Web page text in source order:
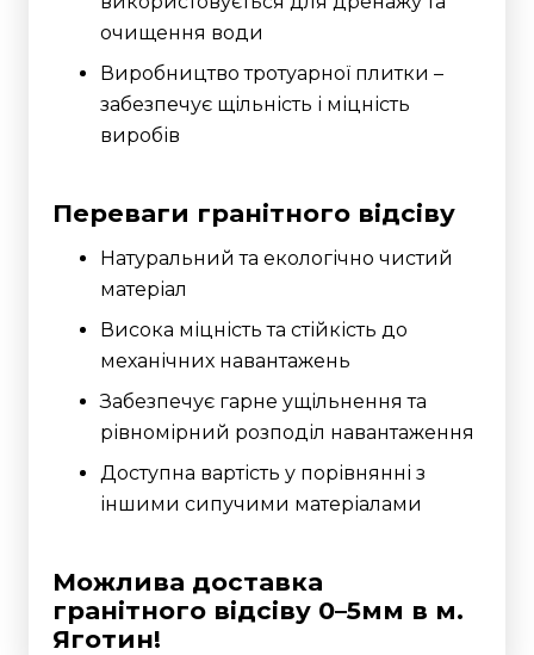
очищення води
Виробництво тротуарної плитки –
забезпечує щільність і міцність
виробів
Переваги гранітного відсіву
Натуральний та екологічно чистий
матеріал
Висока міцність та стійкість до
механічних навантажень
Забезпечує гарне ущільнення та
рівномірний розподіл навантаження
Доступна вартість у порівнянні з
іншими сипучими матеріалами
Можлива доставка
гранітного відсіву 0–5мм в м.
Яготин!